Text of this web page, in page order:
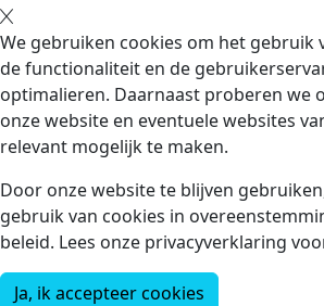
We gebruiken cookies om het gebruik
de functionaliteit en de
optimalieren. Daarnaast proberen we
onze website en eventuele websites
relevant mogelijk te maken.
Door onze website te blijven
gebruik van cookies in
beleid. Lees onze privacyverklaring
Ja, ik accepteer cookies